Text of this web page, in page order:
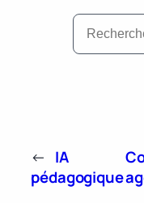
← IA
pédagogique